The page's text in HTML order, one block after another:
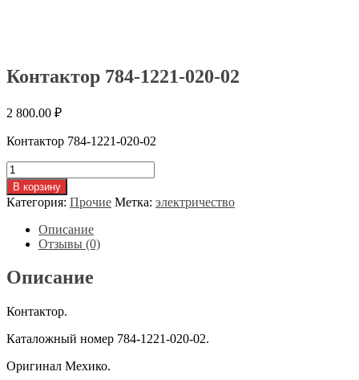
Контактор 784-1221-020-02
2 800.00 ₽
Контактор 784-1221-020-02
Количество
товара
Контактор
784-
1221-
020-
В корзину
Категория: Прочие Метка: электричество
Описание
Отзывы (0)
Описание
Контактор.
Каталожный номер 784-1221-020-02.
Оригинал Мехико.